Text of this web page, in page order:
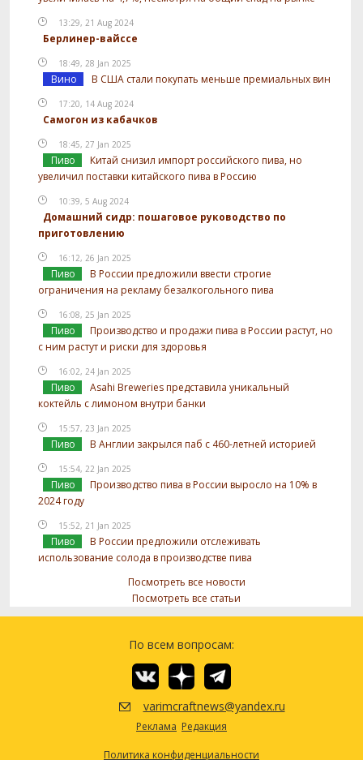
13:29, 21 Aug 2024
Берлинер-вайссе
18:49, 28 Jan 2025
Вино В США стали покупать меньше премиальных вин
17:20, 14 Aug 2024
Самогон из кабачков
18:45, 27 Jan 2025
Пиво
Китай снизил импорт российского пива, но
увеличил поставки китайского пива в Россию
10:39, 5 Aug 2024
Домашний сидр: пошаговое руководство по
приготовлению
16:12, 26 Jan 2025
Пиво
В России предложили ввести строгие
ограничения на рекламу безалкогольного пива
16:08, 25 Jan 2025
Пиво
Производство и продажи пива в России растут, но
с ним растут и риски для здоровья
16:02, 24 Jan 2025
Пиво
Asahi Breweries представила уникальный
коктейль с лимоном внутри банки
15:57, 23 Jan 2025
Пиво В Англии закрылся паб с 460-летней историей
15:54, 22 Jan 2025
Пиво
Производство пива в России выросло на 10% в
2024 году
15:52, 21 Jan 2025
Пиво
В России предложили отслеживать
использование солода в производстве пива
Посмотреть все новости
Посмотреть все статьи
По всем вопросам:
varimcraftnews@yandex.ru
Реклама Редакция
Политика конфиденциальности